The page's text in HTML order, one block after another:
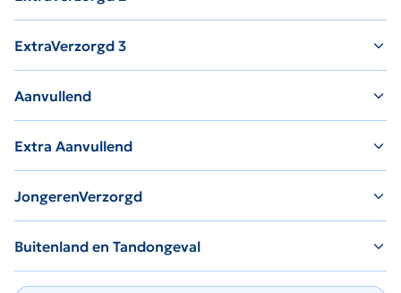
ExtraVerzorgd 3
Aanvullend
Extra Aanvullend
JongerenVerzorgd
Buitenland en Tandongeval